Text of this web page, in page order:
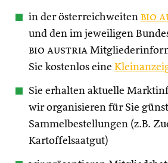
in der österreichweiten bio
und den im jeweiligen
bio austria
Sie kostenlos eine
Sie erhalten aktuelle
wir organisieren für Sie
Sammelbestellungen (z.B.
Kartoffelsaatgut)